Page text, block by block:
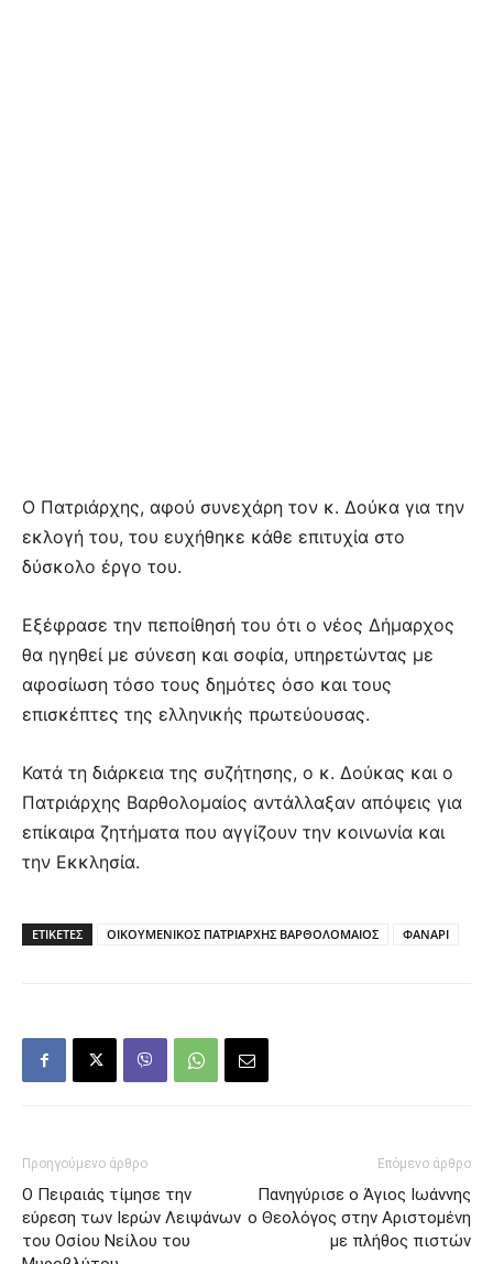
Ο Πατριάρχης, αφού συνεχάρη τον κ. Δούκα για την
εκλογή του, του ευχήθηκε κάθε επιτυχία στο
δύσκολο έργο του.
Εξέφρασε την πεποίθησή του ότι ο νέος Δήμαρχος
θα ηγηθεί με σύνεση και σοφία, υπηρετώντας με
αφοσίωση τόσο τους δημότες όσο και τους
επισκέπτες της ελληνικής πρωτεύουσας.
Κατά τη διάρκεια της συζήτησης, ο κ. Δούκας και ο
Πατριάρχης Βαρθολομαίος αντάλλαξαν απόψεις για
επίκαιρα ζητήματα που αγγίζουν την κοινωνία και
την Εκκλησία.
ΕΤΙΚΕΤΕΣ ΟΙΚΟΥΜΕΝΙΚΟΣ ΠΑΤΡΙΑΡΧΗΣ ΒΑΡΘΟΛΟΜΑΙΟΣ ΦΑΝΑΡΙ
Προηγούμενο άρθρο
Ο Πειραιάς τίμησε την
εύρεση των Ιερών Λειψάνων
του Οσίου Νείλου του
Επόμενο άρθρο
Πανηγύρισε ο Άγιος Ιωάννης
ο Θεολόγος στην Αριστομένη
με πλήθος πιστών